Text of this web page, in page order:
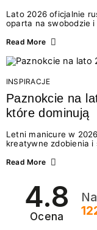
Lato 2026 oficjalnie
oparta na swobodzie i
doświadczenia
Motywem
letnich momentów. Z
wyjątkowego: wielki
najgorętszych trendów
Read More
INSPIRACJE
Paznokcie na
które dominują
Letni manicure w
kreatywne zdobienia
zarówno
2026? Znajdź
Read More
4.8
Ocena